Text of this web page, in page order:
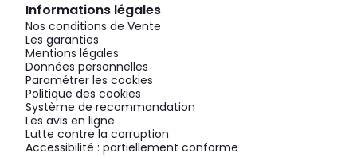
Informations légales
Nos conditions de Vente
Les garanties
Mentions légales
Données personnelles
Paramétrer les cookies
Politique des cookies
Système de recommandation
Les avis en ligne
Lutte contre la corruption
Accessibilité : partiellement conforme